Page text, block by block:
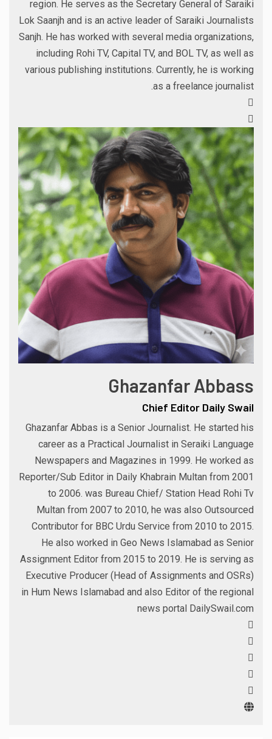
region. He serves as the Secretary General of Saraiki
Lok Saanjh and is an active leader of Saraiki Journalists
Sanjh. He has worked with several media organizations,
including Rohi TV, Capital TV, and BOL TV, as well as
various publishing institutions. Currently, he is working
as a freelance journalist.
Ghazanfar Abbass
Chief Editor Daily Swail
Ghazanfar Abbas is a Senior Journalist. He started his
career as a Practical Journalist in Seraiki Language
Newspapers and Magazines in 1999. He worked as
Reporter/Sub Editor in Daily Khabrain Multan from 2001
to 2006. was Bureau Chief/ Station Head Rohi Tv
Multan from 2007 to 2010, he was also Outsourced
Contributor for BBC Urdu Service from 2010 to 2015.
He also worked in Geo News Islamabad as Senior
Assignment Editor from 2015 to 2019. He is serving as
Executive Producer (Head of Assignments and OSRs)
in Hum News Islamabad and also Editor of the regional
news portal DailySwail.com